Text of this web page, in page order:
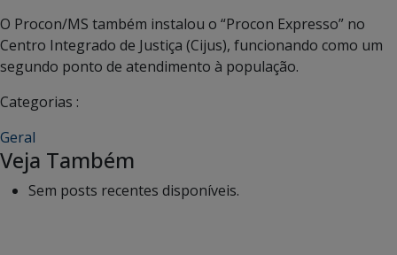
O Procon/MS também instalou o “Procon Expresso” no
Centro Integrado de Justiça (Cijus), funcionando como um
segundo ponto de atendimento à população.
Categorias :
Geral
Veja Também
Sem posts recentes disponíveis.